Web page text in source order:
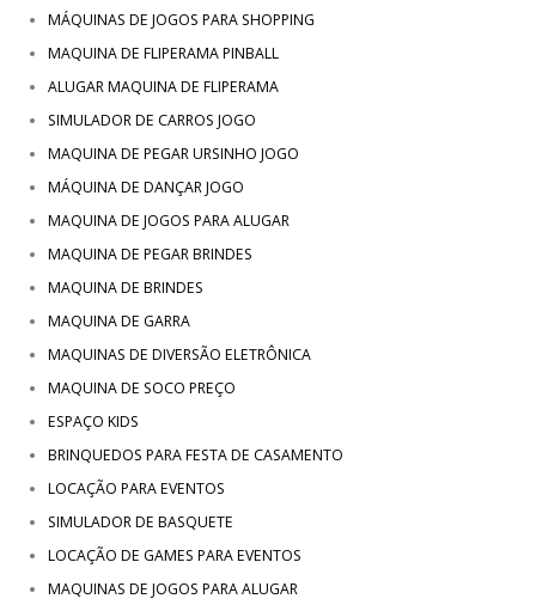
MÁQUINAS DE JOGOS PARA SHOPPING
MAQUINA DE FLIPERAMA PINBALL
ALUGAR MAQUINA DE FLIPERAMA
SIMULADOR DE CARROS JOGO
MAQUINA DE PEGAR URSINHO JOGO
MÁQUINA DE DANÇAR JOGO
MAQUINA DE JOGOS PARA ALUGAR
MAQUINA DE PEGAR BRINDES
MAQUINA DE BRINDES
MAQUINA DE GARRA
MAQUINAS DE DIVERSÃO ELETRÔNICA
MAQUINA DE SOCO PREÇO
ESPAÇO KIDS
BRINQUEDOS PARA FESTA DE CASAMENTO
LOCAÇÃO PARA EVENTOS
SIMULADOR DE BASQUETE
LOCAÇÃO DE GAMES PARA EVENTOS
MAQUINAS DE JOGOS PARA ALUGAR